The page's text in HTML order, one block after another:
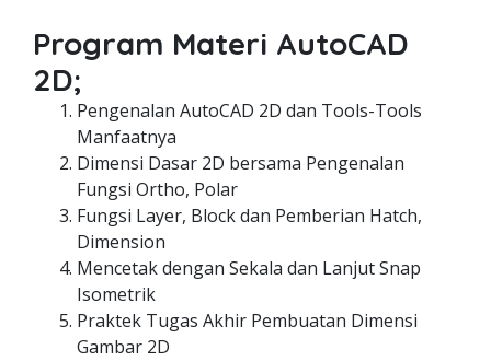
Program Materi AutoCAD
2D;
Pengenalan AutoCAD 2D dan Tools-Tools
Manfaatnya
Dimensi Dasar 2D bersama Pengenalan
Fungsi Ortho, Polar
Fungsi Layer, Block dan Pemberian Hatch,
Dimension
Mencetak dengan Sekala dan Lanjut Snap
Isometrik
Praktek Tugas Akhir Pembuatan Dimensi
Gambar 2D